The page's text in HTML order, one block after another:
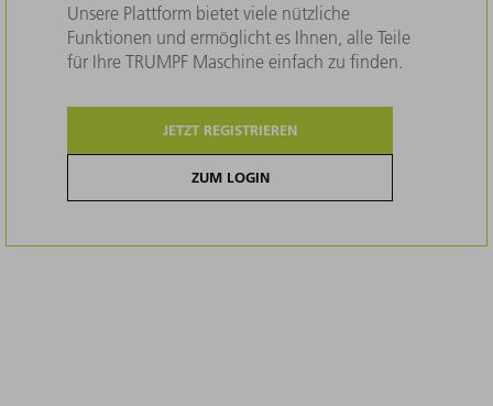
Unsere Plattform bietet viele nützliche
Funktionen und ermöglicht es Ihnen, alle Teile
für Ihre TRUMPF Maschine einfach zu finden.
JETZT REGISTRIEREN
ZUM LOGIN